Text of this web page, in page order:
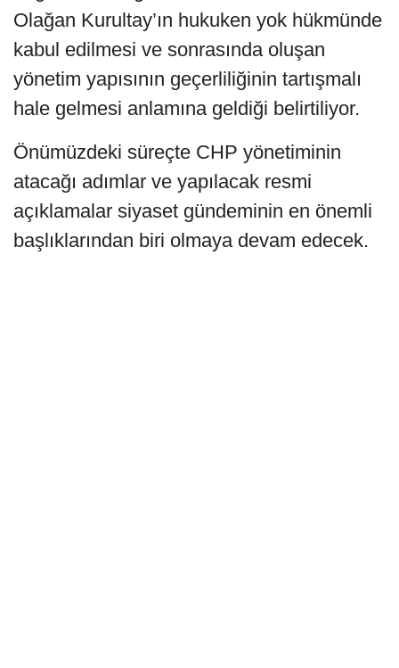
Olağan Kurultay’ın hukuken yok hükmünde
kabul edilmesi ve sonrasında oluşan
yönetim yapısının geçerliliğinin tartışmalı
hale gelmesi anlamına geldiği belirtiliyor.
Önümüzdeki süreçte CHP yönetiminin
atacağı adımlar ve yapılacak resmi
açıklamalar siyaset gündeminin en önemli
başlıklarından biri olmaya devam edecek.